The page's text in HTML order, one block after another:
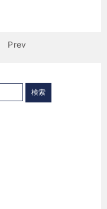
Prev